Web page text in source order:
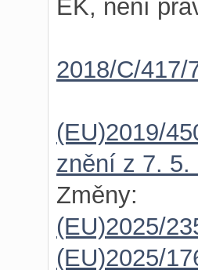
EK, není
2018/C/417/
(EU)2019/
znění z 7. 5.
Změny:
(EU)2025/
(EU)2025/